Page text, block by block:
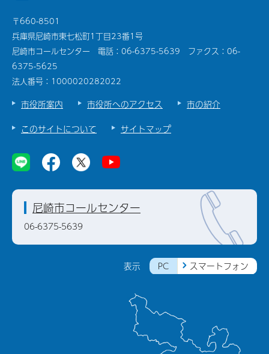
〒660-8501
兵庫県尼崎市東七松町1丁目23番1号
尼崎市コールセンター 電話：06-6375-5639 ファクス：06-
6375-5625
法人番号：1000020282022
市役所案内 市役所へのアクセス
市の紹介
このサイトについて
サイトマップ
表示 PC スマートフォン
尼崎市コールセンター
06-6375-5639